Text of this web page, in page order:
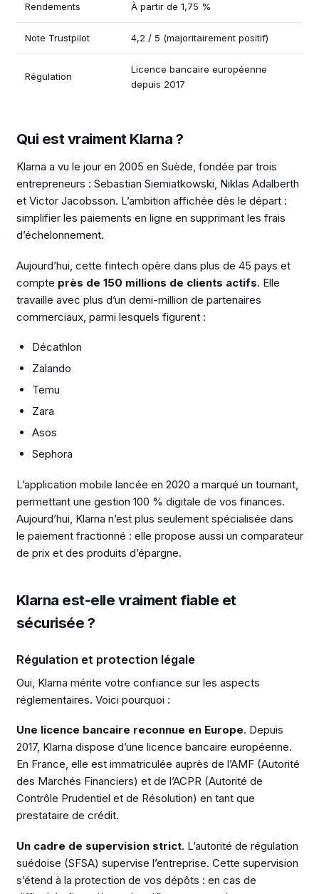
Rendements À partir de 1,75 %
Note Trustpilot 4,2 / 5 (majoritairement positif)
Régulation
Licence bancaire européenne
depuis 2017
Qui est vraiment Klarna ?
Klarna a vu le jour en 2005 en Suède, fondée par trois
entrepreneurs : Sebastian Siemiatkowski, Niklas Adalberth
et Victor Jacobsson. L’ambition affichée dès le départ :
simplifier les paiements en ligne en supprimant les frais
d’échelonnement.
Aujourd’hui, cette fintech opère dans plus de 45 pays et
compte près de 150 millions de clients actifs. Elle
travaille avec plus d’un demi-million de partenaires
commerciaux, parmi lesquels figurent :
Décathlon
Zalando
Temu
Zara
Asos
Sephora
L’application mobile lancée en 2020 a marqué un tournant,
permettant une gestion 100 % digitale de vos finances.
Aujourd’hui, Klarna n’est plus seulement spécialisée dans
le paiement fractionné : elle propose aussi un comparateur
de prix et des produits d’épargne.
Klarna est-elle vraiment fiable et
sécurisée ?
Régulation et protection légale
Oui, Klarna mérite votre confiance sur les aspects
réglementaires. Voici pourquoi :
Une licence bancaire reconnue en Europe. Depuis
2017, Klarna dispose d’une licence bancaire européenne.
En France, elle est immatriculée auprès de l’AMF (Autorité
des Marchés Financiers) et de l’ACPR (Autorité de
Contrôle Prudentiel et de Résolution) en tant que
prestataire de crédit.
Un cadre de supervision strict. L’autorité de régulation
suédoise (SFSA) supervise l’entreprise. Cette supervision
s’étend à la protection de vos dépôts : en cas de